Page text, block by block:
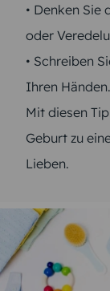
• Denken
oder
• Schreiben
Ihren Händen.
Mit diesen
Geburt zu
Lieben.